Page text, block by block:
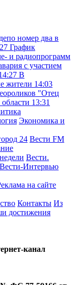
номер два в
График
и радиопрограмм
с участием
В
жители 14:03
"Отец
13:31
Экономика и
24 Вести FM
Вести.
Вести-Интервью
на сайте
Контакты Из
достижения
канал